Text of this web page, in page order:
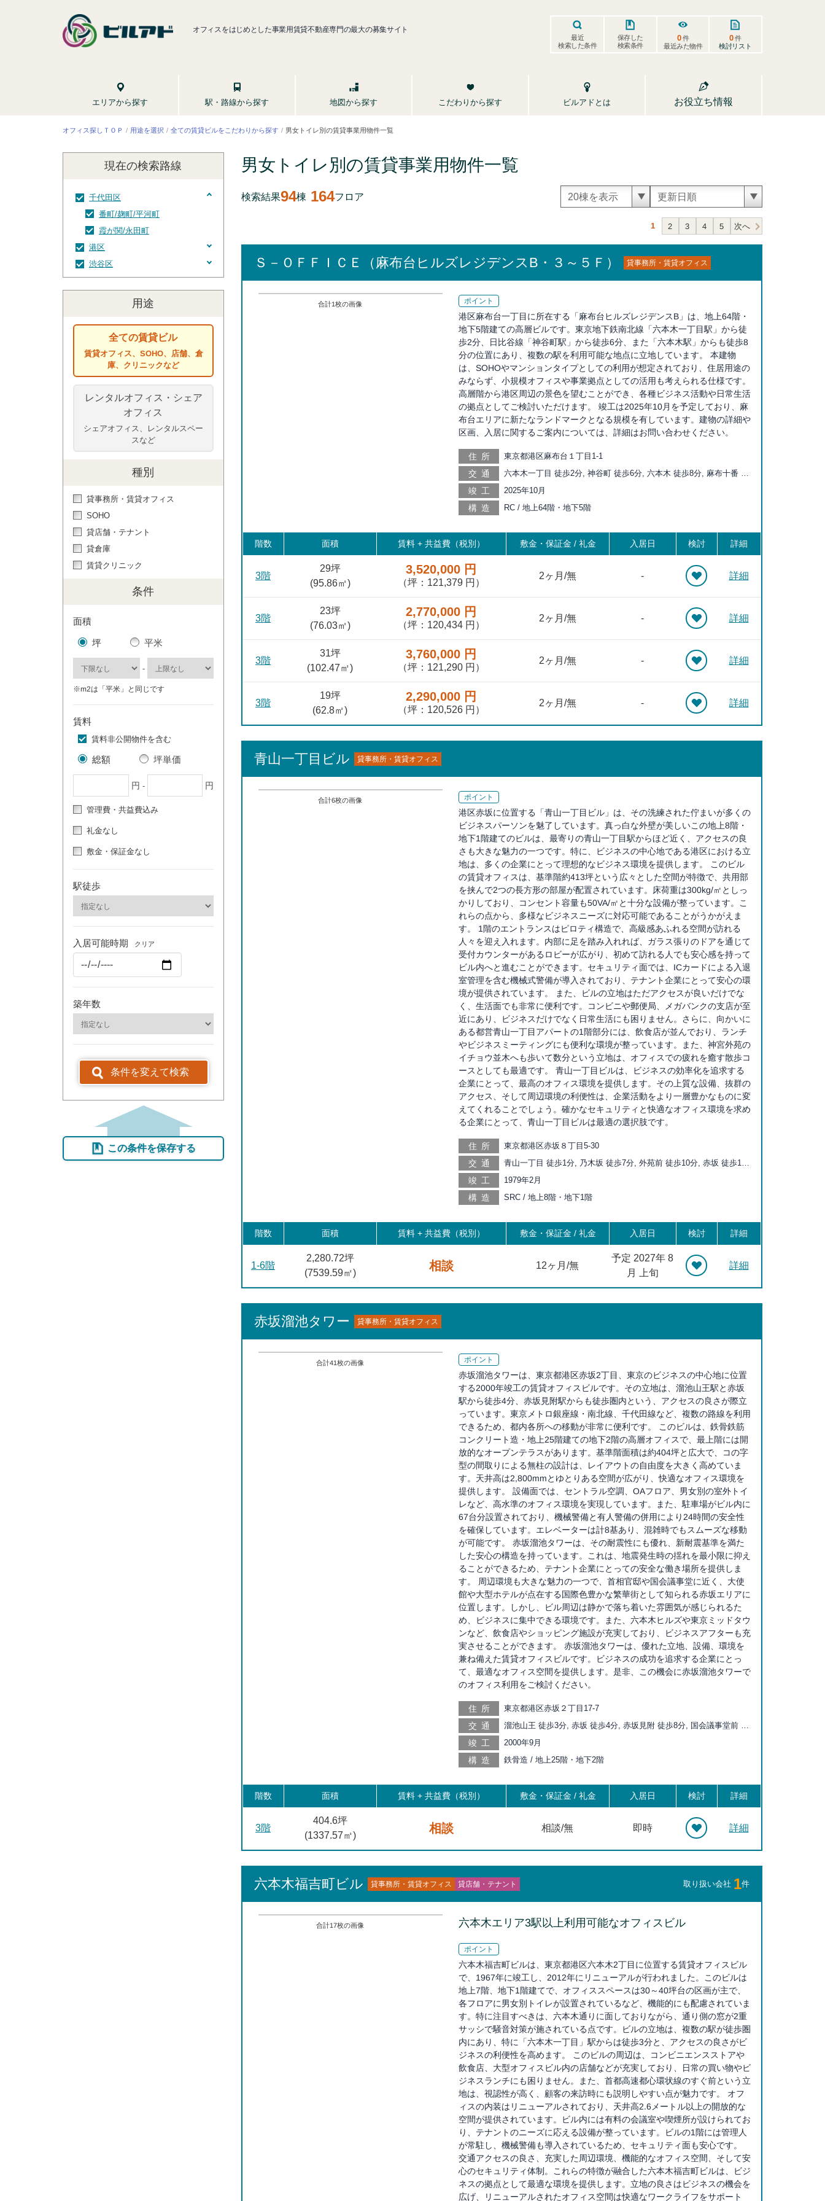
オフィスをはじめとした事業用賃貸不動産専門の最大の募集サイト
最近
検索した条件
保存した
検索条件
0件
最近みた物件
0件
検討リスト
エリアから探す 駅・路線から探す 地図から探す こだわりから探す ビルアドとは お役立ち情報
オフィス探しＴＯＰ 用途を選択 全ての賃貸ビルをこだわりから探す 男女トイレ別の賃貸事業用物件一覧
現在の検索路線
千代田区
番町/麹町/平河町
霞が関/永田町
港区
新橋/虎ノ門駅
赤坂/青山
六本木/麻布
渋谷区
渋谷/神宮前
用途
全ての賃貸ビル
賃貸オフィス、SOHO、店舗、倉
庫、クリニックなど
レンタルオフィス・シェア
オフィス
シェアオフィス、レンタルスペー
スなど
種別
貸事務所・賃貸オフィス
SOHO
貸店舗・テナント
貸倉庫
賃貸クリニック
条件
面積
坪 平米
-
※m2は「平米」と同じです
賃料
賃料非公開物件を含む
総額 坪単価
円 - 円
管理費・共益費込み
礼金なし
敷金・保証金なし
駅徒歩
入居可能時期 クリア
築年数
条件を変えて検索
この条件を保存する
男女トイレ別の賃貸事業用物件一覧
検索結果94棟 164フロア
1 2 3 4 5 次へ
Ｓ－ＯＦＦＩＣＥ（麻布台ヒルズレジデンスB・３～５Ｆ） 貸事務所・賃貸オフィス
合計1枚の画像 ポイント
港区麻布台一丁目に所在する「麻布台ヒルズレジデンスB」は、地上64階・
地下5階建ての高層ビルです。東京地下鉄南北線「六本木一丁目駅」から徒
歩2分、日比谷線「神谷町駅」から徒歩6分、また「六本木駅」からも徒歩8
分の位置にあり、複数の駅を利用可能な地点に立地しています。 本建物
は、SOHOやマンションタイプとしての利用が想定されており、住居用途の
みならず、小規模オフィスや事業拠点としての活用も考えられる仕様です。
高層階から港区周辺の景色を望むことができ、各種ビジネス活動や日常生活
の拠点としてご検討いただけます。 竣工は2025年10月を予定しており、麻
布台エリアに新たなランドマークとなる規模を有しています。建物の詳細や
区画、入居に関するご案内については、詳細はお問い合わせください。
住所 東京都港区麻布台１丁目1-1
交通
六本木一丁目 徒歩2分, 神谷町 徒歩6分, 六本木 徒歩8分, 麻布十番 徒
歩10分, 虎ノ門ヒルズ 徒歩12分, 赤羽橋 徒歩12分, 溜池山王 徒歩13
分, 赤坂 徒歩13分, 御成門 徒歩15分, 乃木坂 徒歩16分, 国会議事堂前
徒歩16分, 虎ノ門 徒歩17分, 芝公園 徒歩17分, 赤坂見附 徒歩19分, 大
竣工 2025年10月
構造 RC / 地上64階・地下5階
階数 面積 賃料 + 共益費（税別） 敷金・保証金 / 礼金 入居日 検討 詳細
3階
29坪
(95.86㎡)
3,520,000 円
（坪：121,379 円）
2ヶ月/無 - 詳細
3階
23坪
(76.03㎡)
2,770,000 円
（坪：120,434 円）
2ヶ月/無 - 詳細
3階
31坪
(102.47㎡)
3,760,000 円
（坪：121,290 円）
2ヶ月/無 - 詳細
3階
19坪
(62.8㎡)
2,290,000 円
（坪：120,526 円）
2ヶ月/無 - 詳細
青山一丁目ビル 貸事務所・賃貸オフィス
合計6枚の画像 ポイント
港区赤坂に位置する「青山一丁目ビル」は、その洗練された佇まいが多くの
ビジネスパーソンを魅了しています。真っ白な外壁が美しいこの地上8階・
地下1階建てのビルは、最寄りの青山一丁目駅からほど近く、アクセスの良
さも大きな魅力の一つです。特に、ビジネスの中心地である港区における立
地は、多くの企業にとって理想的なビジネス環境を提供します。 このビル
の賃貸オフィスは、基準階約413坪という広々とした空間が特徴で、共用部
を挟んで2つの長方形の部屋が配置されています。床荷重は300kg/㎡としっ
かりしており、コンセント容量も50VA/㎡と十分な設備が整っています。こ
れらの点から、多様なビジネスニーズに対応可能であることがうかがえま
す。 1階のエントランスはピロティ構造で、高級感あふれる空間が訪れる
人々を迎え入れます。内部に足を踏み入れれば、ガラス張りのドアを通じて
受付カウンターがあるロビーが広がり、初めて訪れる人でも安心感を持って
ビル内へと進むことができます。セキュリティ面では、ICカードによる入退
室管理を含む機械式警備が導入されており、テナント企業にとって安心の環
境が提供されています。 また、ビルの立地はただアクセスが良いだけでな
く、生活面でも非常に便利です。コンビニや郵便局、メガバンクの支店が至
近にあり、ビジネスだけでなく日常生活にも困りません。さらに、向かいに
ある都営青山一丁目アパートの1階部分には、飲食店が並んでおり、ランチ
やビジネスミーティングにも便利な環境が整っています。また、神宮外苑の
イチョウ並木へも歩いて数分という立地は、オフィスでの疲れを癒す散歩コ
ースとしても最適です。 青山一丁目ビルは、ビジネスの効率化を追求する
企業にとって、最高のオフィス環境を提供します。その上質な設備、抜群の
アクセス、そして周辺環境の利便性は、企業活動をより一層豊かなものに変
えてくれることでしょう。確かなセキュリティと快適なオフィス環境を求め
る企業にとって、青山一丁目ビルは最適の選択肢です。
住所 東京都港区赤坂８丁目5-30
交通
青山一丁目 徒歩1分, 乃木坂 徒歩7分, 外苑前 徒歩10分, 赤坂 徒歩11
分, 六本木 徒歩12分, 信濃町 徒歩13分, 赤坂見附 徒歩14分, 永田町 徒
歩16分, 六本木一丁目 徒歩17分, 四ツ谷 徒歩17分, 国立競技場 徒歩
17分, 溜池山王 徒歩17分, 国会議事堂前 徒歩18分, 表参道 徒歩18分
竣工 1979年2月
構造 SRC / 地上8階・地下1階
階数 面積 賃料 + 共益費（税別） 敷金・保証金 / 礼金 入居日 検討 詳細
1-6階
2,280.72坪
(7539.59㎡)
相談 12ヶ月/無
予定 2027年 8
月 上旬
詳細
赤坂溜池タワー 貸事務所・賃貸オフィス
合計41枚の画像 ポイント
赤坂溜池タワーは、東京都港区赤坂2丁目、東京のビジネスの中心地に位置
する2000年竣工の賃貸オフィスビルです。その立地は、溜池山王駅と赤坂
駅から徒歩4分、赤坂見附駅からも徒歩圏内という、アクセスの良さが際立
っています。東京メトロ銀座線・南北線、千代田線など、複数の路線を利用
できるため、都内各所への移動が非常に便利です。 このビルは、鉄骨鉄筋
コンクリート造・地上25階建ての地下2階の高層オフィスで、最上階には開
放的なオープンテラスがあります。基準階面積は約404坪と広大で、コの字
型の間取りによる無柱の設計は、レイアウトの自由度を大きく高めていま
す。天井高は2,800mmとゆとりある空間が広がり、快適なオフィス環境を
提供します。 設備面では、セントラル空調、OAフロア、男女別の室外トイ
レなど、高水準のオフィス環境を実現しています。また、駐車場がビル内に
67台分設置されており、機械警備と有人警備の併用により24時間の安全性
を確保しています。エレベーターは計8基あり、混雑時でもスムーズな移動
が可能です。 赤坂溜池タワーは、その耐震性にも優れ、新耐震基準を満た
した安心の構造を持っています。これは、地震発生時の揺れを最小限に抑え
ることができるため、テナント企業にとっての安全な働き場所を提供しま
す。 周辺環境も大きな魅力の一つで、首相官邸や国会議事堂に近く、大使
館や大型ホテルが点在する国際色豊かな繁華街として知られる赤坂エリアに
位置します。しかし、ビル周辺は静かで落ち着いた雰囲気が感じられるた
め、ビジネスに集中できる環境です。また、六本木ヒルズや東京ミッドタウ
ンなど、飲食店やショッピング施設が充実しており、ビジネスアフターも充
実させることができます。 赤坂溜池タワーは、優れた立地、設備、環境を
兼ね備えた賃貸オフィスビルです。ビジネスの成功を追求する企業にとっ
て、最適なオフィス空間を提供します。是非、この機会に赤坂溜池タワーで
のオフィス利用をご検討ください。
住所 東京都港区赤坂２丁目17-7
交通
溜池山王 徒歩3分, 赤坂 徒歩4分, 赤坂見附 徒歩8分, 国会議事堂前 徒
歩5分, 六本木一丁目 徒歩8分, 永田町 徒歩10分, 虎ノ門ヒルズ 徒歩
11分, 虎ノ門 徒歩12分, 神谷町 徒歩13分, 霞ヶ関 徒歩14分, 六本木
徒歩14分, 乃木坂 徒歩15分, 桜田門 徒歩16分, 青山一丁目 徒歩17分,
四ツ谷 徒歩20分
竣工 2000年9月
構造 鉄骨造 / 地上25階・地下2階
階数 面積 賃料 + 共益費（税別） 敷金・保証金 / 礼金 入居日 検討 詳細
3階
404.6坪
(1337.57㎡)
相談 相談/無 即時 詳細
六本木福吉町ビル 貸事務所・賃貸オフィス 貸店舗・テナント 取り扱い会社 1件
合計17枚の画像 六本木エリア3駅以上利用可能なオフィスビル
ポイント
六本木福吉町ビルは、東京都港区六本木2丁目に位置する賃貸オフィスビル
で、1967年に竣工し、2012年にリニューアルが行われました。このビルは
地上7階、地下1階建てで、オフィススペースは30～40坪台の区画が主で、
各フロアに男女別トイレが設置されているなど、機能的にも配慮されていま
す。特に注目すべきは、六本木通りに面しておりながら、通り側の窓が2重
サッシで騒音対策が施されている点です。ビルの立地は、複数の駅が徒歩圏
内にあり、特に「六本木一丁目」駅からは徒歩3分と、アクセスの良さがビ
ジネスの利便性を高めます。 このビルの周辺は、コンビニエンスストアや
飲食店、大型オフィスビル内の店舗などが充実しており、日常の買い物やビ
ジネスランチにも困りません。また、首都高速都心環状線のすぐ前という立
地は、視認性が高く、顧客の来訪時にも説明しやすい点が魅力です。 オフ
ィスの内装はリニューアルされており、天井高2.6メートル以上の開放的な
空間が提供されています。ビル内には有料の会議室や喫煙所が設けられてお
り、テナントのニーズに応える設備が整っています。ビルの1階には管理人
が常駐し、機械警備も導入されているため、セキュリティ面も安心です。
交通アクセスの良さ、充実した周辺環境、機能的なオフィス空間、そして安
心のセキュリティ体制。これらの特徴が融合した六本木福吉町ビルは、ビジ
ネスの拠点として最適な環境を提供します。立地の良さはビジネスの機会を
広げ、リニューアルされたオフィス空間は快適なワークライフをサポート